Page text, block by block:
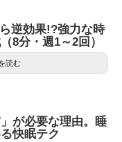
逆効果!?強力な時
8分・週1～2回）
読む
が必要な理由。睡
快眠テク